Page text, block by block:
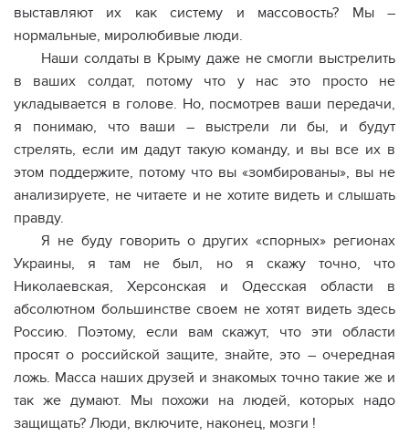
выставляют их как систему и массовость? Мы –
нормальные, миролюбивые люди.
Наши солдаты в Крыму даже не смогли выстрелить
в ваших солдат, потому что у нас это просто не
укладывается в голове. Но, посмотрев ваши передачи,
я понимаю, что ваши – выстрели ли бы, и будут
стрелять, если им дадут такую команду, и вы все их в
этом поддержите, потому что вы «зомбированы», вы не
анализируете, не читаете и не хотите видеть и слышать
правду.
Я не буду говорить о других «спорных» регионах
Украины, я там не был, но я скажу точно, что
Николаевская, Херсонская и Одесская области в
абсолютном большинстве своем не хотят видеть здесь
Россию. Поэтому, если вам скажут, что эти области
просят о российской защите, знайте, это – очередная
ложь. Масса наших друзей и знакомых точно такие же и
так же думают. Мы похожи на людей, которых надо
защищать? Люди, включите, наконец, мозги !